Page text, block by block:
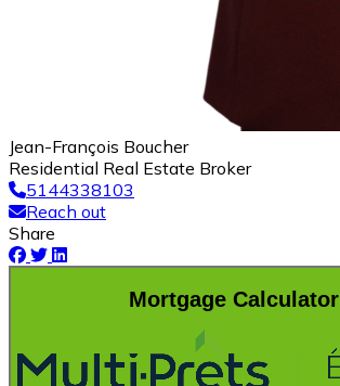
Jean-François Boucher
Residential Real Estate Broker
5144338103
Reach out
Share
Mortgage Calculator